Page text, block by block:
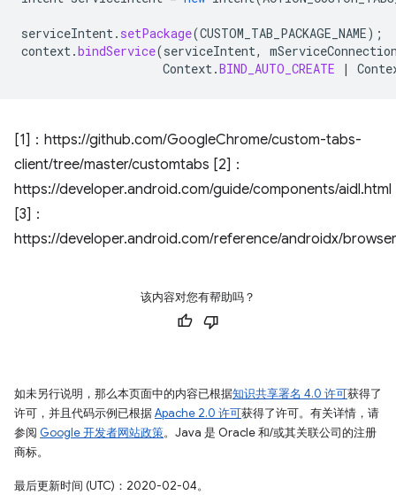
serviceIntent. setPackage(CUSTOM_TAB_PACKAGE_NAME);
context.bindService(serviceIntent,
Context.BIND_AUTO_CREATE |
[1]：https://github.com/GoogleChrome/custom-tabs-
client/tree/master/customtabs [2]：
https://developer.android.com/guide/components/aidl.html
[3]：
https://developer.android.com/reference/androidx/
该内容对您有帮助吗？
如未另行说明，那么本页面中的内容已根据知识共享署名 4.0 许可获得了
许可，并且代码示例已根据Apache 2.0 许可获得了许可。有关详情，请
参阅 Google 开发者网站政策。Java 是 Oracle 和/或其关联公司的注册
商标。
最后更新时间 (UTC)：2020-02-04。